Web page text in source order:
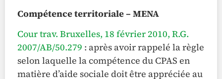
Compétence territoriale – MENA
Cour trav. Bruxelles, 18 février 2010, R.G.
2007/AB/50.279 : après avoir rappelé la règle
selon laquelle la compétence du CPAS en
matière d’aide sociale doit être appréciée au